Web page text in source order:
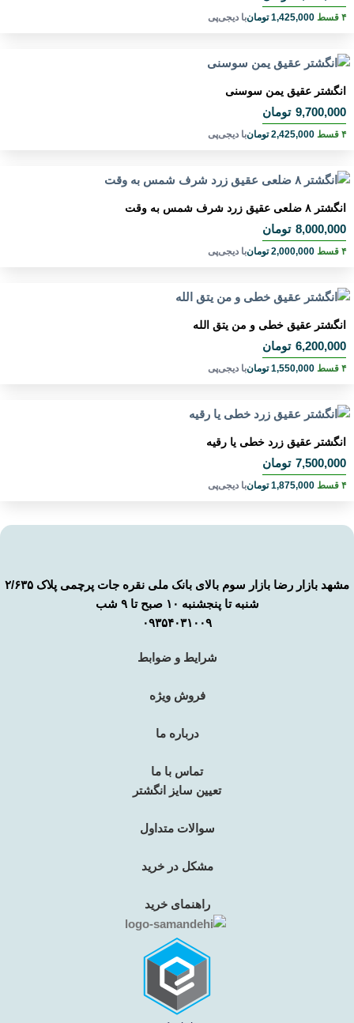
۴ قسط 1,425,000 تومانبا دیجی‌پی
انگشتر عقیق یمن سوسنی
9,700,000 تومان
۴ قسط 2,425,000 تومانبا دیجی‌پی
انگشتر ۸ ضلعی عقیق زرد شرف شمس به وقت
8,000,000 تومان
۴ قسط 2,000,000 تومانبا دیجی‌پی
انگشتر عقیق خطی و من یتق الله
6,200,000 تومان
۴ قسط 1,550,000 تومانبا دیجی‌پی
انگشتر عقیق زرد خطی یا رقیه
7,500,000 تومان
۴ قسط 1,875,000 تومانبا دیجی‌پی
مشهد بازار رضا بازار سوم بالای بانک ملی نقره جات پرچمی پلاک ۲/۶۳۵
شنبه تا پنجشنبه ۱۰ صبح تا ۹ شب
۰۹۳۵۴۰۳۱۰۰۹
شرایط و ضوابط
فروش ویژه
درباره ما
تماس با ما
تعیین سایز انگشتر
سوالات متداول
مشکل در خرید
راهنمای خرید